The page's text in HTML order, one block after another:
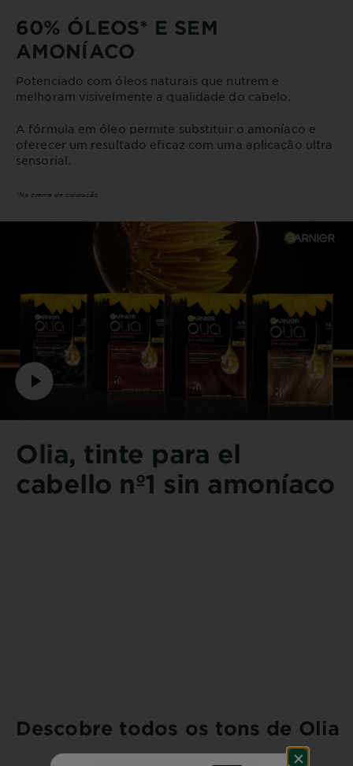
60% ÓLEOS* E SEM
AMONÍACO
Potenciado com óleos naturais que nutrem e
melhoram visivelmente a qualidade do cabelo.
A fórmula em óleo permite substituir o amoníaco e
oferecer um resultado eficaz com uma aplicação ultra
sensorial.
*No creme de coloração
Olia, tinte para el
cabello nº1 sin amoníaco
Descobre todos os tons de Olia